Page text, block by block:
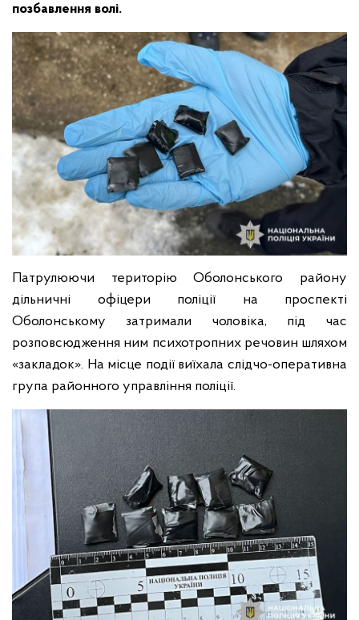
позбавлення волі.
Патрулюючи територію Оболонського району
дільничні офіцери поліції на проспекті
Оболонському затримали чоловіка, під час
розповсюдження ним психотропних речовин шляхом
«закладок». На місце події виїхала слідчо-оперативна
група районного управління поліції.